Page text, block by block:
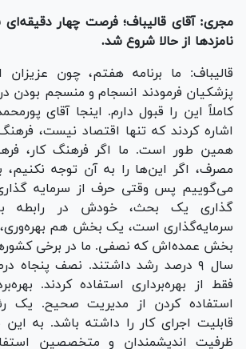
مجری: آقای قالیباف؛ فرصت چهار دقیقه‌ای
نامزد‌ها از حالا شروع شد.
قالیباف: ما برنامه هفتم، چون عزیزان
پزشکیان فرمودند انسجام و منسجم بودن
کاملاً این را قبول دارم. اینجا آقای
اشاره کردند که تنها اقتصاد نیست،
همین طور است. ما اگر فرهنگ کار،
مصرف، اگر این‌ها را به آن توجه
می‌گوییم پس وقتی حرف از سرمایه
گذاری یک بحث، خودش در رابطه
سرمایه‌گذاری است، یک بخش هم
بخش عمده‌اش که نصفی. ما در برخی
فقط از بهره‌برداری استفاده کردند.
استفاده کردن از مدیریت صحیح. یک
قابلیت اجرای کار را داشته باشد. به این
ظرفیت اندیشمندان و متخصصین